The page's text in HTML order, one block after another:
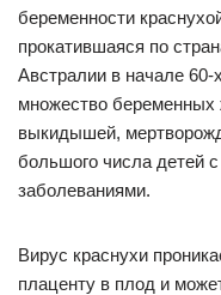
беременности
прокатившаяся по
Австралии в начале 60-
множество
выкидышей,
большого числа детей
заболеваниями.
Вирус краснухи
плаценту в плод и